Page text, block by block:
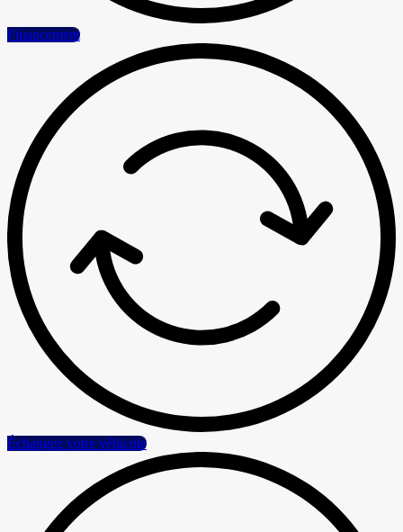
Financement
Échangez votre véhicule